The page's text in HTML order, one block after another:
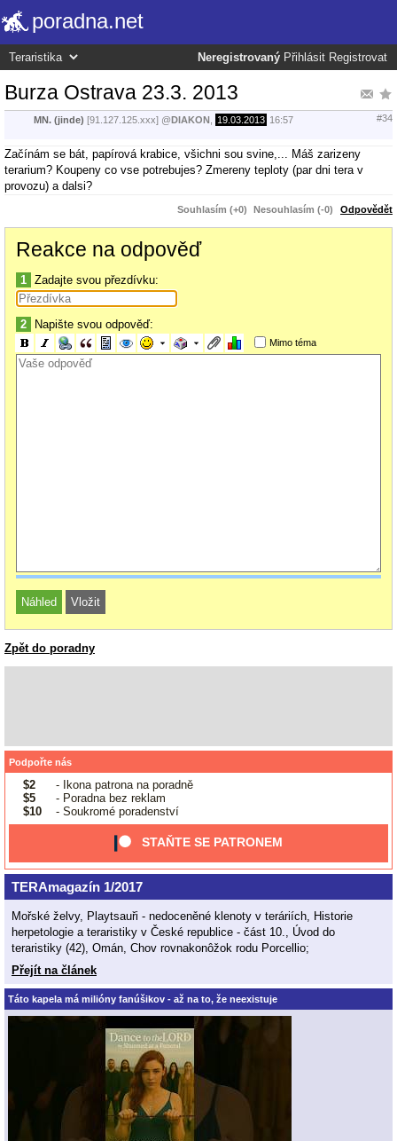
poradna.net
Neregistrovaný Přihlásit Registrovat
Burza Ostrava 23.3. 2013
MN. (jinde) [91.127.125.xxx] @DIAKON 19.03.2013 16:57 #34
Začínám se bát, papírová krabice, všichni sou svine,... Máš zarizeny
terarium? Koupeny co vse potrebujes? Zmereny teploty (par dni tera v
provozu) a dalsi?
Souhlasím (+0) Nesouhlasím (-0) Odpovědět
Reakce na odpověď
1 Zadajte svou přezdívku:
2 Napište svou odpověď:
Mimo téma
Zpět do poradny
Podpořte nás
$2
- Ikona patrona na poradně
$5
- Poradna bez reklam
$10
- Soukromé poradenství
STAŇTE SE PATRONEM
TERAmagazín 1/2017
Mořské želvy, Playtsauři - nedoceněné klenoty v teráriích, Historie
herpetologie a teraristiky v České republice - část 10., Úvod do
teraristiky (42), Omán, Chov rovnakonôžok rodu Porcellio;
Přejít na článek
Táto kapela má milióny fanúšikov - až na to, že neexistuje